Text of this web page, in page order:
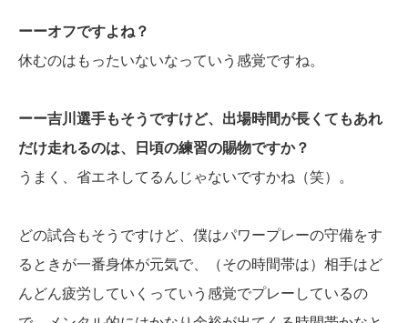
ーーオフですよね？
休むのはもったいないなっていう感覚ですね。
ーー吉川選手もそうですけど、出場時間が長くてもあれ
だけ走れるのは、日頃の練習の賜物ですか？
うまく、省エネしてるんじゃないですかね（笑）。
どの試合もそうですけど、僕はパワープレーの守備をす
るときが一番身体が元気で、（その時間帯は）相手はど
んどん疲労していくっていう感覚でプレーしているの